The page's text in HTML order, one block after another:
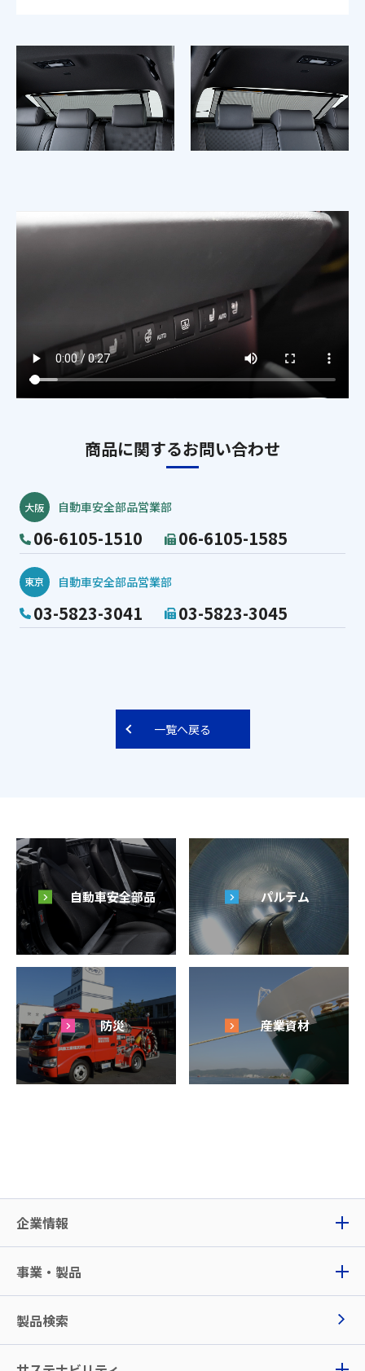
商品に関するお問い合わせ
大阪 自動車安全部品営業部
06-6105-1510 06-6105-1585
東京 自動車安全部品営業部
03-5823-3041 03-5823-3045
一覧へ戻る
自動車安全部品 パルテム
防災 産業資材
企業情報
事業・製品
製品検索